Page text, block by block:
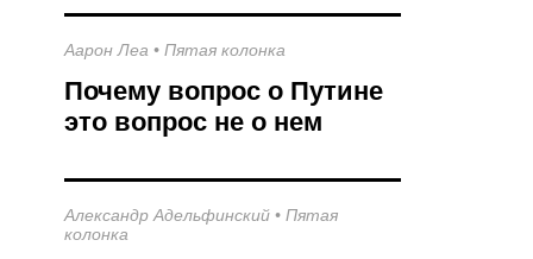
Аарон Леа • Пятая колонка
Почему вопрос о Путине
это вопрос не о нем
Александр Адельфинский • Пятая
колонка